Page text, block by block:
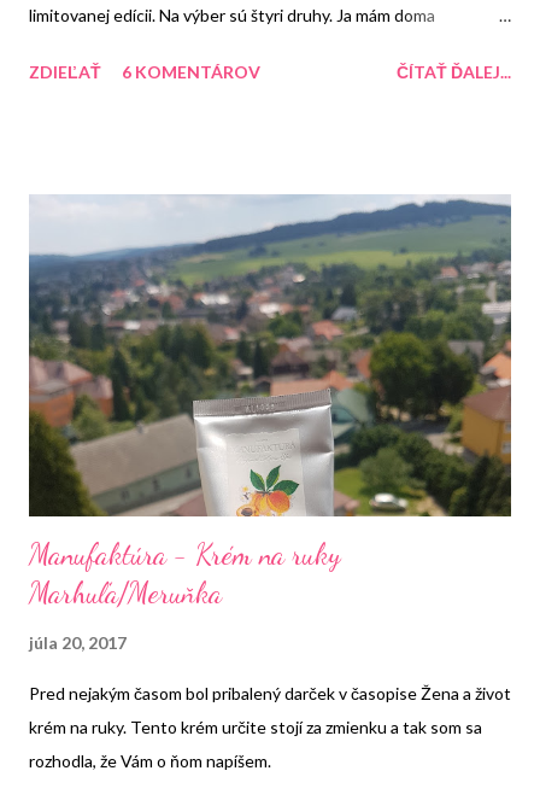
limitovanej edícii. Na výber sú štyri druhy. Ja mám doma
ZDIEĽAŤ
6 KOMENTÁROV ČÍTAŤ ĎALEJ...
Manufaktúra - Krém na ruky
Marhuľa/Meruňka
júla 20, 2017
Pred nejakým časom bol pribalený darček v časopise Žena a život
krém na ruky. Tento krém určite stojí za zmienku a tak som sa
rozhodla, že Vám o ňom napíšem.